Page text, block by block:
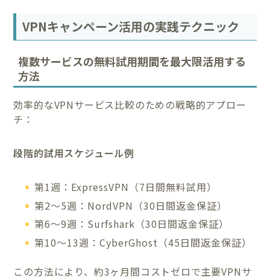
VPNキャンペーン活用の実践テクニック
複数サービスの無料試用期間を最大限活用する
方法
効率的なVPNサービス比較のための戦略的アプロー
チ：
段階的試用スケジュール例
第1週：ExpressVPN（7日間無料試用）
第2〜5週：NordVPN（30日間返金保証）
第6〜9週：Surfshark（30日間返金保証）
第10〜13週：CyberGhost（45日間返金保証）
この方法により、約3ヶ月間コストゼロで主要VPNサ